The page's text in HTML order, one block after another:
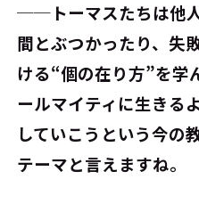
──トーマスたちは他
間とぶつかったり、失
ける“個の在り方”を学
ールマイティに生きる
していこうという今の
テーマと言えますね。